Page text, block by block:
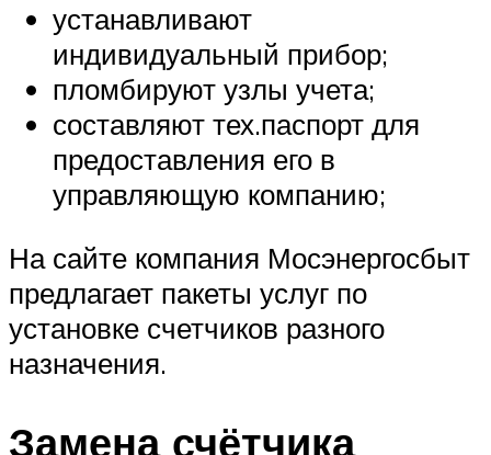
устанавливают
индивидуальный прибор;
пломбируют узлы учета;
составляют тех.паспорт для
предоставления его в
управляющую компанию;
На сайте компания Мосэнергосбыт
предлагает пакеты услуг по
установке счетчиков разного
назначения.
Замена счётчика